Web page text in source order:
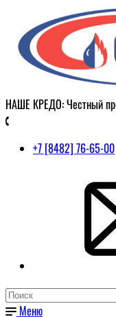
НАШЕ КРЕДО: Честный
+7 [8482] 76-65-00
Меню